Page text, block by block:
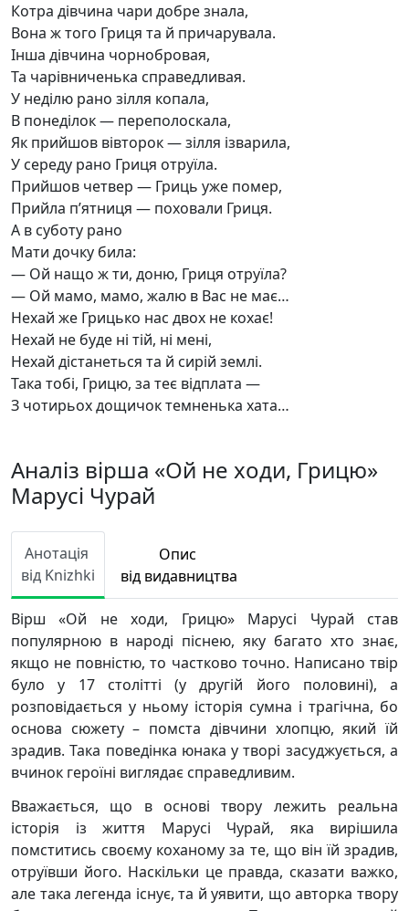
Котра дівчина чари добре знала,
Вона ж того Гриця та й причарувала.
Інша дівчина чорнобровая,
Та чарівниченька справедливая.
У неділю рано зілля копала,
В понеділок — переполоскала,
Як прийшов вівторок — зілля ізварила,
У середу рано Гриця отруїла.
Прийшов четвер — Гриць уже помер,
Прийла п’ятниця — поховали Гриця.
А в суботу рано
Мати дочку била:
— Ой нащо ж ти, доню, Гриця отруїла?
— Ой мамо, мамо, жалю в Вас не має…
Нехай же Грицько нас двох не кохає!
Нехай не буде ні тій, ні мені,
Нехай дістанеться та й сирій землі.
Така тобі, Грицю, за теє відплата —
З чотирьох дощичок темненька хата…
Аналіз вірша «Ой не ходи, Грицю»
Марусі Чурай
Анотація
від Knizhki
Опис
від видавництва
Вірш «Ой не ходи, Грицю» Марусі Чурай став
популярною в народі піснею, яку багато хто знає,
якщо не повністю, то частково точно. Написано твір
було у 17 столітті (у другій його половині), а
розповідається у ньому історія сумна і трагічна, бо
основа сюжету – помста дівчини хлопцю, який їй
зрадив. Така поведінка юнака у творі засуджується, а
вчинок героїні виглядає справедливим.
Вважається, що в основі твору лежить реальна
історія із життя Марусі Чурай, яка вирішила
помститись своєму коханому за те, що він їй зрадив,
отруївши його. Наскільки це правда, сказати важко,
але така легенда існує, та й уявити, що авторка твору